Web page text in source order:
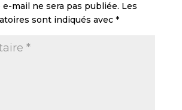
e-mail ne sera pas publiée. Les
sont indiqués avec *